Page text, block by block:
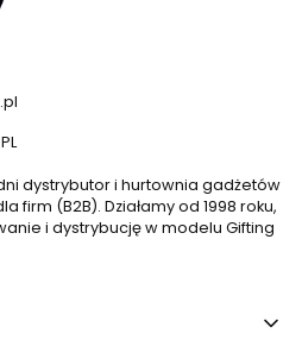
dystrybutor i hurtownia gadżetów
firm (B2B). Działamy od 1998 roku,
i dystrybucję w modelu Gifting